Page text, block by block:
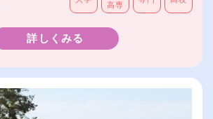
高専
詳しくみる